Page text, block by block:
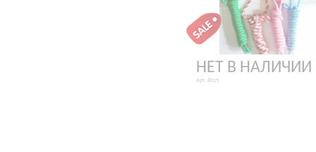
НЕТ В НАЛИЧИИ
Арт. 8015